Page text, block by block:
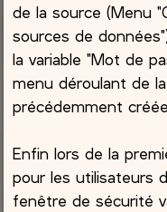
de la source (Menu
sources de
la variable "Mot de
menu déroulant de
précédemment
Enfin lors de la
pour les utilisateurs
fenêtre de sécurité